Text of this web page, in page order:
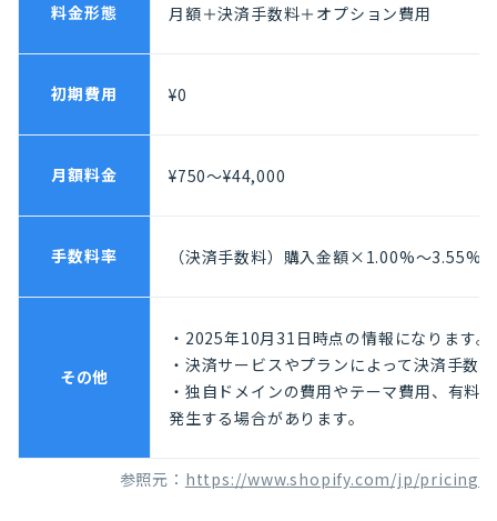
料金形態 月額＋決済手数料＋オプション費用
初期費用 ¥0
月額料金 ¥750〜¥44,000
手数料率 （決済手数料）購入金額×1.00%〜3.55%
その他
・2025年10月31日時点の情報になります。
・決済サービスやプランによって決済手数
・独自ドメインの費用やテーマ費用、有料
発生する場合があります。
参照元： https://www.shopify.com/jp/pricing